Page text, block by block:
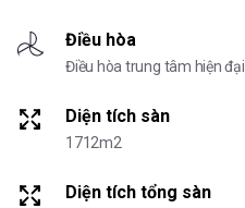
Điều hòa
Điều hòa trung tâm hiện đại
Diện tích sàn
1712m2
Diện tích tổng sàn